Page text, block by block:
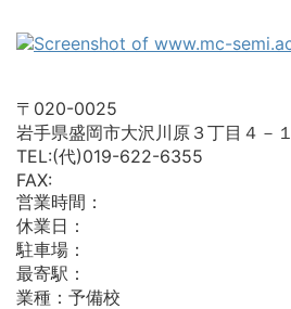
〒020-0025
岩手県盛岡市大沢川原３丁目４－１
TEL:(代)019-622-6355
FAX:
営業時間：
休業日：
駐車場：
最寄駅：
業種：予備校